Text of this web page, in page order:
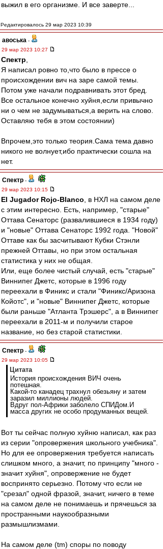
выжил в его организме. И все заверте...
Редактировалось 29 мар 2023 10:39
авоська -
29 мар 2023 10:27
Спектр
Я написал ровно то,что было в прессе о
происхождении вич на заре самой темы.
Потом уже начали подравнивать этот бред.
Все остальное конечно хуйня,если привычно
ни о чем не задумываться,а верить на слово.
Оставляю тебя в этом состоянии)
Впрочем,это только теория.Сама тема давно
никого не волнует,ибо практически сошла на
нет.
Спектр -
29 мар 2023 10:15
El Jugador Rojo-Blanco , в НХЛ на самом деле
с этим интересно. Есть, например, "старые"
Оттава Сенаторс (развалившиеся в 1934 году)
и "новые" Оттава Сенаторс 1992 года. "Новой"
Оттаве как бы засчитывают Кубки Стэнли
прежней Оттавы, но при этом остальная
статистика у них не общая.
Или, еще более чистый случай, есть "старые"
Виннипег Джетс, которые в 1996 году
переехали в Финикс и стали "Финикс/Аризона
Койотс", и "новые" Виннипег Джетс, которые
были раньше "Атланта Трэшерс", а в Виннипег
переехали в 2011-м и получили старое
название, но без старой статистики.
Спектр -
29 мар 2023 10:05
Цитата
История происхождения ВИЧ очень
потешная.
Какой-то канадец трахнул обезьяну и затем
заразил миллионы людей.
Вдруг пол-Африки заболело СПИДом.И
масса других не особо продуманных вещей.
Вот ты сейчас полную хуйню написал, как раз
из серии "опровержения школьного учебника".
Но для ее опровержения требуется написать
слишком много, а значит, по принципу "много -
значит хуйня", опровержение не будет
воспринято серьезно. Потому что если не
"срезал" одной фразой, значит, ничего в теме
на самом деле не понимаешь и прячешься за
пространными наукообразными
размышлизмами.
На самом деле (tm) споры по поводу